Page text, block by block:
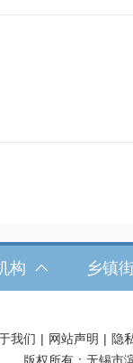
构 乡镇
我们 | 网站声明 | 隐